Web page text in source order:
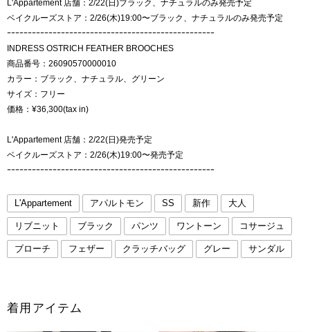
L'Appartement 店舗：2/22(日)ブラック、ナチュラルのみ発売予定
ベイクルーズストア：2/26(木)19:00〜ブラック、ナチュラルのみ発売予定
ｰｰｰｰｰｰｰｰｰｰｰｰｰｰｰｰｰｰｰｰｰｰｰｰｰｰｰｰｰｰｰｰｰｰｰｰｰｰｰｰｰｰｰｰｰｰｰｰｰｰ
INDRESS OSTRICH FEATHER BROOCHES
商品番号：26090570000010
カラー：ブラック、ナチュラル、グリーン
サイズ：フリー
価格：¥36,300(tax in)
L'Appartement 店舗：2/22(日)発売予定
ベイクルーズストア：2/26(木)19:00〜発売予定
ｰｰｰｰｰｰｰｰｰｰｰｰｰｰｰｰｰｰｰｰｰｰｰｰｰｰｰｰｰｰｰｰｰｰｰｰｰｰｰｰｰｰｰｰｰｰｰｰｰｰ
L'Appartement アパルトモン SS 新作 大人
リブニット ブラック パンツ ワントーン コサージュ
ブローチ フェザー クラッチバッグ グレー サンダル
着用アイテム